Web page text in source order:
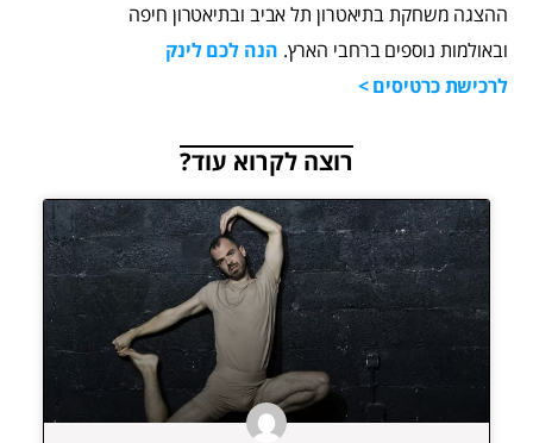
ההצגה משחקת בתיאטרון תל אביב ובתיאטרון חיפה
ובאולמות נוספים ברחבי הארץ. הנה לכם לינק
לרכישת כרטיסים >
רוצה לקרוא עוד?